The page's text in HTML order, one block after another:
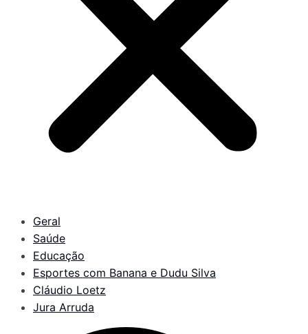
Geral
Saúde
Educação
Esportes com Banana e Dudu Silva
Cláudio Loetz
Jura Arruda